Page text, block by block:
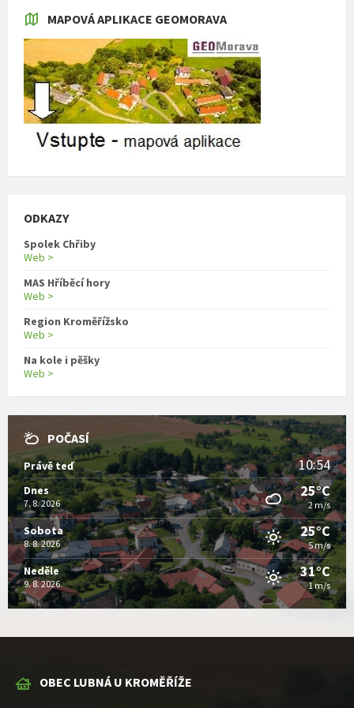
MAPOVÁ APLIKACE GEOMORAVA
ODKAZY
Spolek Chřiby
Web >
MAS Hříběcí hory
Web >
Region Kroměřížsko
Web >
Na kole i pěšky
Web >
POČASÍ
Právě teď 10:54
Dnes
7. 8. 2026
25°C
2 m/s
Sobota
8. 8. 2026
25°C
5 m/s
Neděle
9. 8. 2026
31°C
1 m/s
OBEC LUBNÁ U KROMĚŘÍŽE